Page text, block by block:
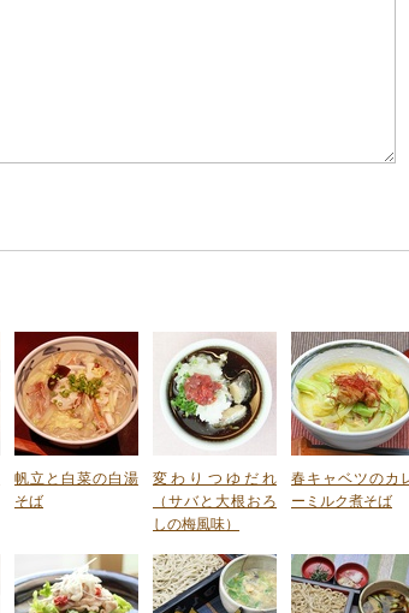
帆立と白菜の白湯
そば
変わりつゆだれ
（サバと大根おろ
しの梅風味）
春キャベツのカ
ーミルク煮そば